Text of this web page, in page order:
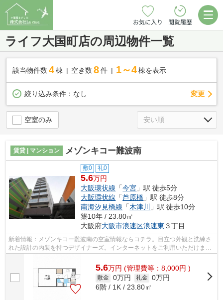
お気に入り 閲覧履歴
ライフ大国町店の周辺物件一覧
該当物件数 4棟 空き数 8 件 1～4 棟を表示
絞り込み条件： なし 変更
空室のみ
賃貸 | マンション メゾンキコー難波南
敷0 礼0
5.6万円
大阪環状線 「今宮 」駅 徒歩5分
大阪環状線 「芦原橋 」駅 徒歩8分
南海汐見橋線 「木津川
」駅 徒歩10分
築10年 / 23.80㎡
大阪府大阪市浪速区浪速東 ３丁目
新着情報：メゾンキコー難波南の空室情報ならコチラ。目立つ外観と洗練さ
れた設計の内装を持つデザイナーズ。インターネットをご利用いただけま
す。徒歩5分に駅がある物件です。できる...
5.6万円 (管理費等：8,000円 )
敷金 0万円 礼金 0万円
6階 / 1K / 23.80㎡